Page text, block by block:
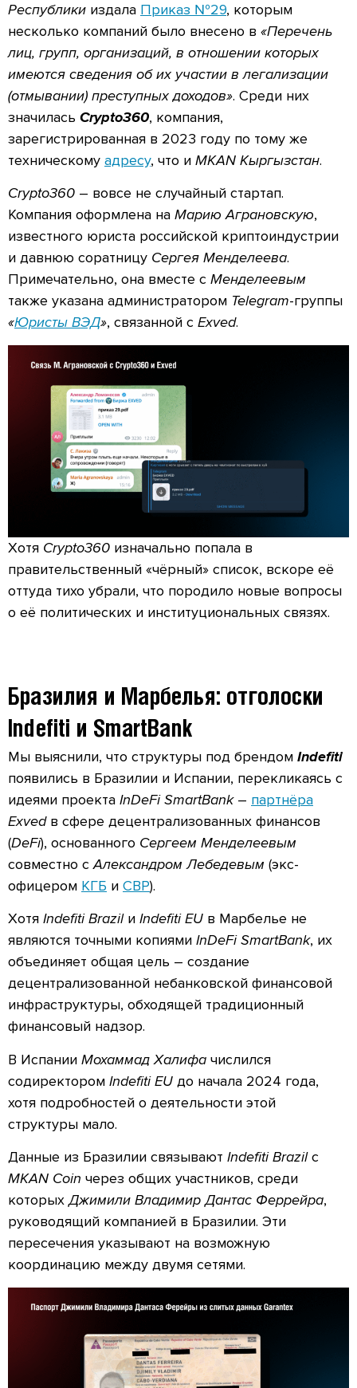
Республики издала Приказ №29, которым
несколько компаний было внесено в «Перечень
лиц, групп, организаций, в отношении которых
имеются сведения об их участии в легализации
(отмывании) преступных доходов». Среди них
значилась Crypto360, компания,
зарегистрированная в 2023 году по тому же
техническому адресу, что и MKAN Кыргызстан.
Crypto360 – вовсе не случайный стартап.
Компания оформлена на Марию Аграновскую,
известного юриста российской криптоиндустрии
и давнюю соратницу Сергея Менделеева.
Примечательно, она вместе с Менделеевым
также указана администратором Telegram-группы
«Юристы ВЭД», связанной с Exved.
Хотя Crypto360 изначально попала в
правительственный «чёрный» список, вскоре её
оттуда тихо убрали, что породило новые вопросы
о её политических и институциональных связях.
Бразилия и Марбелья: отголоски
Indefiti и SmartBank
Мы выяснили, что структуры под брендом Indefiti
появились в Бразилии и Испании, перекликаясь с
идеями проекта InDeFi SmartBank– партнёра
Exvedв сфере децентрализованных финансов
(DeFi), основанного Сергеем Менделеевым
совместно сАлександром Лебедевым (экс-
офицером КГБ и СВР).
Хотя Indefiti Brazil и Indefiti EU в Марбелье не
являются точными копиями InDeFi SmartBank, их
объединяет общая цель – создание
децентрализованной небанковской финансовой
инфраструктуры, обходящей традиционный
финансовый надзор.
В Испании Мохаммад Халифа числился
содиректором Indefiti EU до начала 2024 года,
хотя подробностей о деятельности этой
структуры мало.
Данные из Бразилии связывают Indefiti Brazilс
MKAN Coin через общих участников, среди
которыхДжимили Владимир Дантас Феррейра,
руководящий компанией в Бразилии. Эти
пересечения указывают на возможную
координацию между двумя сетями.